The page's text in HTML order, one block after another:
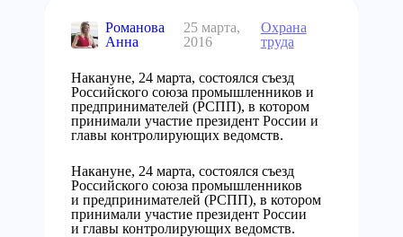
Романова
Анна
25 марта,
2016
Охрана
труда
Накануне, 24 марта, состоялся съезд
Российского союза промышленников и
предпринимателей (РСПП), в котором
принимали участие президент России и
главы контролирующих ведомств.
Накануне, 24 марта, состоялся съезд
Российского союза промышленников
и предпринимателей (РСПП), в котором
принимали участие президент России
и главы контролирующих ведомств.